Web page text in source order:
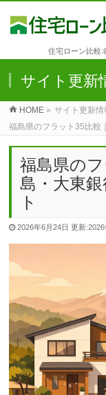
住宅ローン比較
サイト更新
HOME » サイト更新情
福島県のフラット35比較
福島県の
島・大東
ト
2026年6月24日更新:2026